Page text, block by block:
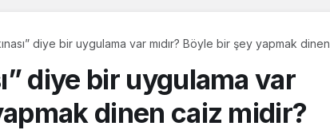
diye bir uygulama var mıdır? Böyle bir şey yapmak dinen
diye bir uygulama var
dinen caiz midir?